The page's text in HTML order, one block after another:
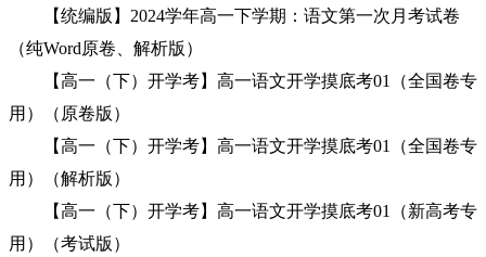
【统编版】2024学年高一下学期：语文第一次月考试卷
（纯Word原卷、解析版）
【高一（下）开学考】高一语文开学摸底考01（全国卷专
用）（原卷版）
【高一（下）开学考】高一语文开学摸底考01（全国卷专
用）（解析版）
【高一（下）开学考】高一语文开学摸底考01（新高考专
用）（考试版）